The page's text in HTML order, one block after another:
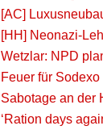
[AC]
[HH] Neonazi-
Wetzlar: NPD
Feuer für
Sabotage an der
‘Ration days